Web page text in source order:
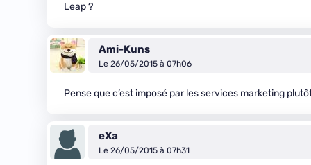
Leap ?
Ami-Kuns
Le 26/05/2015 à 07h06
Pense que c’est imposé par les services marketing
eXa
Le 26/05/2015 à 07h31